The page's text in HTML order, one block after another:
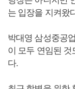
는 입장을 지켜왔
박대영 삼성중공
이 모두 연임된
다.